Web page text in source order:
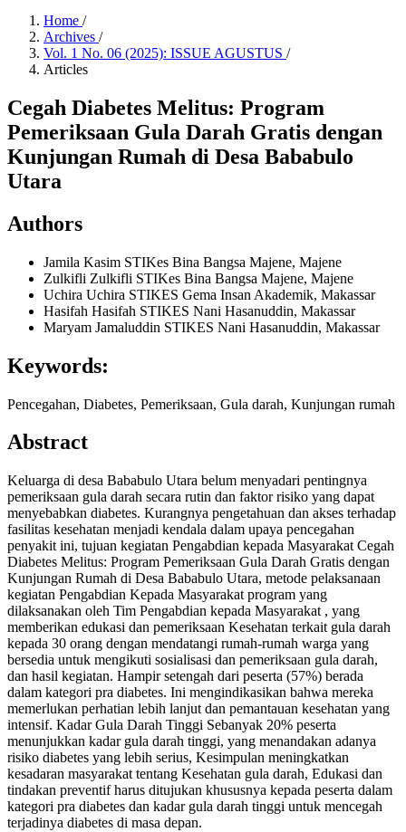
Home /
Archives /
Vol. 1 No. 06 (2025): ISSUE AGUSTUS /
Articles
Cegah Diabetes Melitus: Program
Pemeriksaan Gula Darah Gratis dengan
Kunjungan Rumah di Desa Bababulo
Utara
Authors
Jamila Kasim STIKes Bina Bangsa Majene, Majene
Zulkifli Zulkifli STIKes Bina Bangsa Majene, Majene
Uchira Uchira STIKES Gema Insan Akademik, Makassar
Hasifah Hasifah STIKES Nani Hasanuddin, Makassar
Maryam Jamaluddin STIKES Nani Hasanuddin, Makassar
Keywords:
Pencegahan, Diabetes, Pemeriksaan, Gula darah, Kunjungan rumah
Abstract
Keluarga di desa Bababulo Utara belum menyadari pentingnya
pemeriksaan gula darah secara rutin dan faktor risiko yang dapat
menyebabkan diabetes. Kurangnya pengetahuan dan akses terhadap
fasilitas kesehatan menjadi kendala dalam upaya pencegahan
penyakit ini, tujuan kegiatan Pengabdian kepada Masyarakat Cegah
Diabetes Melitus: Program Pemeriksaan Gula Darah Gratis dengan
Kunjungan Rumah di Desa Bababulo Utara, metode pelaksanaan
kegiatan Pengabdian Kepada Masyarakat program yang
dilaksanakan oleh Tim Pengabdian kepada Masyarakat , yang
memberikan edukasi dan pemeriksaan Kesehatan terkait gula darah
kepada 30 orang dengan mendatangi rumah-rumah warga yang
bersedia untuk mengikuti sosialisasi dan pemeriksaan gula darah,
dan hasil kegiatan. Hampir setengah dari peserta (57%) berada
dalam kategori pra diabetes. Ini mengindikasikan bahwa mereka
memerlukan perhatian lebih lanjut dan pemantauan kesehatan yang
intensif. Kadar Gula Darah Tinggi Sebanyak 20% peserta
menunjukkan kadar gula darah tinggi, yang menandakan adanya
risiko diabetes yang lebih serius, Kesimpulan meningkatkan
kesadaran masyarakat tentang Kesehatan gula darah, Edukasi dan
tindakan preventif harus ditujukan khususnya kepada peserta dalam
kategori pra diabetes dan kadar gula darah tinggi untuk mencegah
terjadinya diabetes di masa depan.